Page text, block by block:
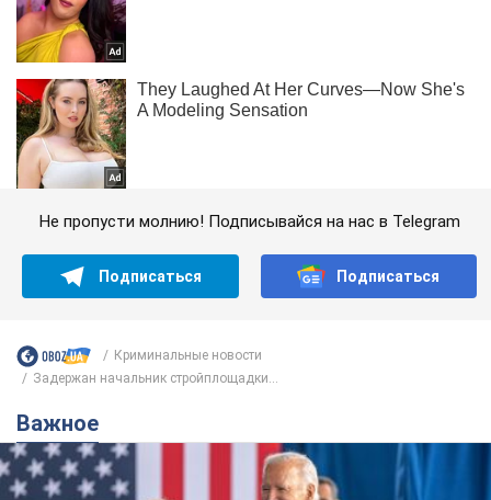
Не пропусти молнию! Подписывайся на нас в Telegram
Подписаться Подписаться
Криминальные новости
Задержан начальник стройплощадки...
Важное